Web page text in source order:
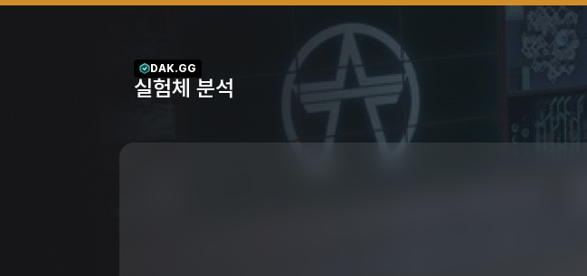
DAK.GG
실험체 분석